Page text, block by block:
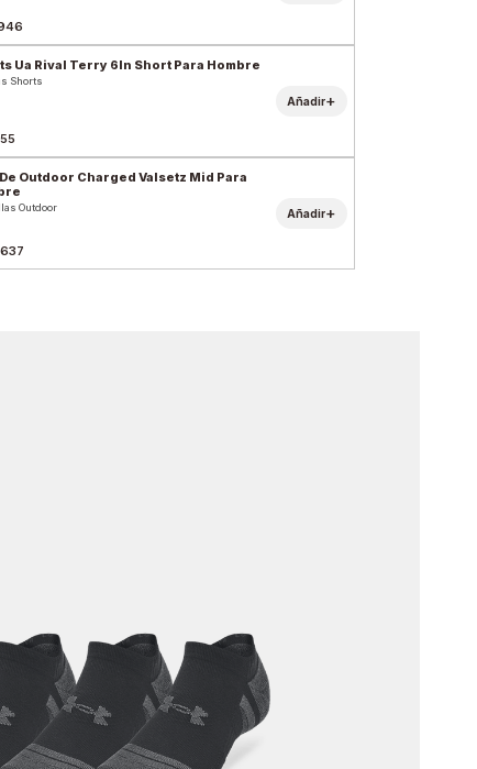
Ua Rival Terry 6In Short Para Hombre
Shorts
Añadir+
Outdoor Charged Valsetz Mid Para
Outdoor Añadir+